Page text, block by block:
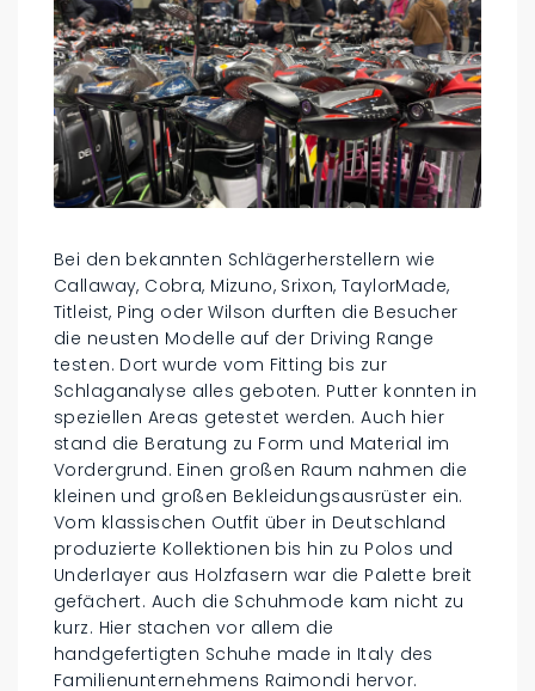
Bei den bekannten Schlägerherstellern wie
Callaway, Cobra, Mizuno, Srixon, TaylorMade,
Titleist, Ping oder Wilson durften die Besucher
die neusten Modelle auf der Driving Range
testen. Dort wurde vom Fitting bis zur
Schlaganalyse alles geboten. Putter konnten in
speziellen Areas getestet werden. Auch hier
stand die Beratung zu Form und Material im
Vordergrund. Einen großen Raum nahmen die
kleinen und großen Bekleidungsausrüster ein.
Vom klassischen Outfit über in Deutschland
produzierte Kollektionen bis hin zu Polos und
Underlayer aus Holzfasern war die Palette breit
gefächert. Auch die Schuhmode kam nicht zu
kurz. Hier stachen vor allem die
handgefertigten Schuhe made in Italy des
Familienunternehmens Raimondi hervor.